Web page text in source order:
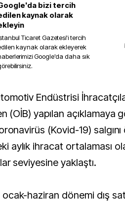
bizi tercih
kaynak olarak
Ticaret Gazetesi'i tercih
kaynak olarak ekleyerek
Google'da daha sık
(OİB) yapılan açıklamaya
(Kovid-19)
aylık ihracat ortalaması
seviyesine yaklaştı.
haziran dönemi dış